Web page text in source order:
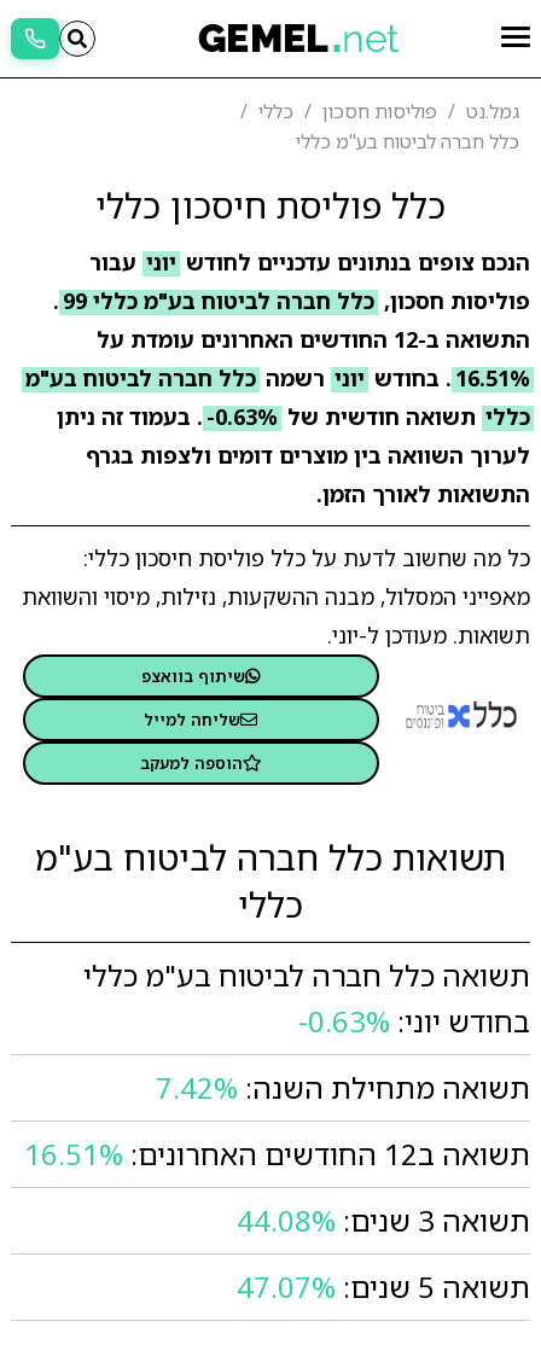
גמל.נט פוליסות חסכון
כללי
כלל חברה לביטוח בע"מ כללי
כלל פוליסת חיסכון כללי
הנכם צופים בנתונים עדכניים לחודש יוני עבור
פוליסות חסכון, כלל חברה לביטוח בע"מ כללי 99
.
התשואה ב-12 החודשים האחרונים עומדת על
16.51% . בחודש יוני רשמה כלל חברה לביטוח בע"מ
כללי תשואה חודשית של -0.63% . בעמוד זה ניתן
לערוך השוואה בין מוצרים דומים ולצפות בגרף
התשואות לאורך הזמן.
כל מה שחשוב לדעת על כלל פוליסת חיסכון כללי:
מאפייני המסלול, מבנה ההשקעות, נזילות, מיסוי והשוואת
תשואות. מעודכן ל-יוני.
שיתוף בוואצפ
שליחה למייל
הוספה למעקב
תשואות כלל חברה לביטוח בע"מ
כללי
תשואה כלל חברה לביטוח בע"מ כללי
בחודש יוני: -0.63%
תשואה מתחילת השנה: 7.42%
תשואה ב12 החודשים האחרונים:
16.51%
תשואה 3 שנים:
44.08%
תשואה 5 שנים:
47.07%